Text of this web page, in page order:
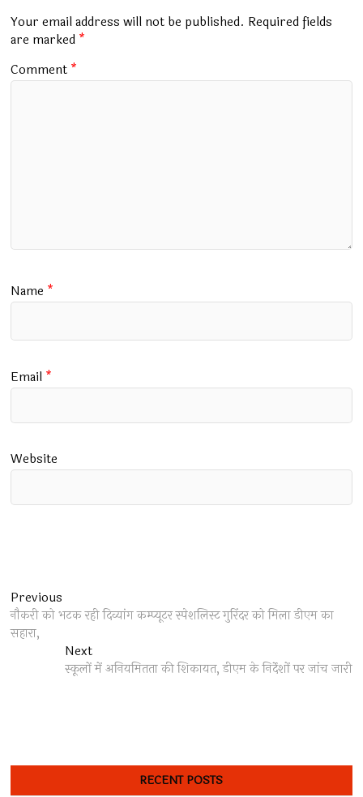
o
k
p
p
m
Your email address will not be published. Required fields
are marked *
Comment *
Name *
Email *
Website
Post
navigation
Previous
post:
नौकरी को भटक रही दिव्यांग कम्प्यूटर स्पेशलिस्ट गुरिंदर को मिला डीएम का
सहारा,
NextNext
post:
स्कूलों में अनियमितता की शिकायत, डीएम के निर्देशों पर जांच जारी
RECENT POSTS